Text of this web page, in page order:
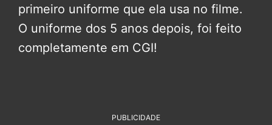
primeiro uniforme que ela usa no filme.
O uniforme dos 5 anos depois, foi feito
completamente em CGI!
PUBLICIDADE